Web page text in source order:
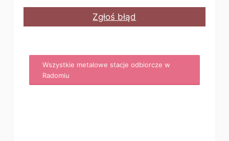
Zgłoś błąd
Wszystkie metalowe stacje odbiorcze w
Radomiu